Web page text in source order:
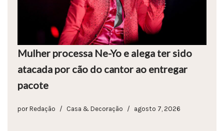
Mulher processa Ne-Yo e alega ter sido
atacada por cão do cantor ao entregar
pacote
por Redação Casa & Decoração agosto 7, 2026